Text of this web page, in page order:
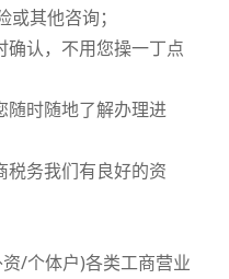
其他咨询；
确认，不用您操一丁点
随时随地了解办理进
税务我们有良好的资
/个体户)各类工商营业